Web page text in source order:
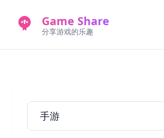
Game Share
分享游戏的乐趣
新版游戏站